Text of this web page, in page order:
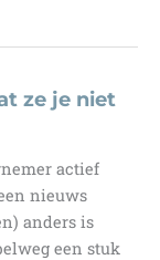
ze je niet
actief
nieuws
anders is
een stuk